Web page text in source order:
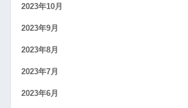
2023年10月
2023年9月
2023年8月
2023年7月
2023年6月